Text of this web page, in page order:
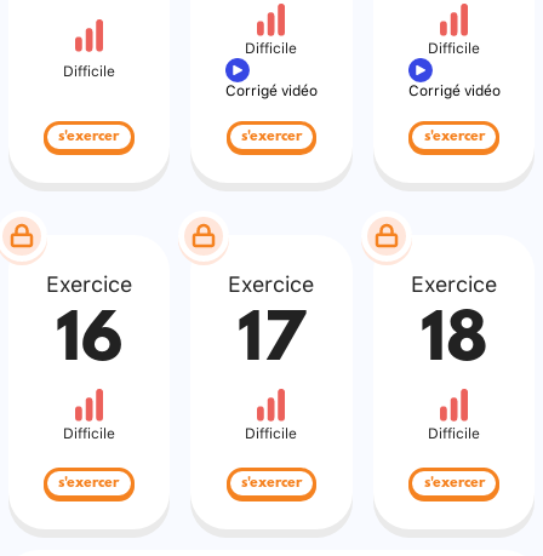
Difficile
s'exercer
Difficile
Corrigé vidéo
s'exercer
Difficile
Corrigé vidéo
s'exercer
Exercice
16
Difficile
s'exercer
Exercice
17
Difficile
s'exercer
Exercice
18
Difficile
s'exercer